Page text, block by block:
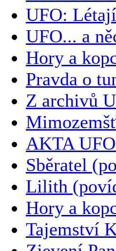
UFO:
UFO... a
Hory a
Pravda o
Z archivů
AKTA
Sběratel
Lilith
Hory a
Tajemství